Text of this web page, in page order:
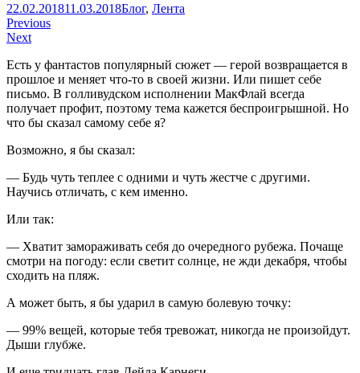
Артем
Краснов
22.02.201811.03.2018Блог, Лента
Навигация
по
записям
Previous
Next
Есть у фантастов популярный сюжет — герой возвращается в
прошлое и меняет что-то в своей жизни. Или пишет себе
письмо. В голливудском исполнении МакФлай всегда
получает профит, поэтому тема кажется беспроигрышной. Но
что бы сказал самому себе я?
Возможно, я бы сказал:
— Будь чуть теплее с одними и чуть жестче с другими.
Научись отличать, с кем именно.
Или так:
— Хватит замораживать себя до очередного рубежа. Почаще
смотри на погоду: если светит солнце, не жди декабря, чтобы
сходить на пляж.
А может быть, я бы ударил в самую болевую точку:
— 99% вещей, которые тебя тревожат, никогда не произойдут.
Дыши глубже.